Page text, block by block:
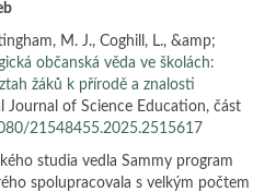
M. J., Coghill, L., &amp;
občanská věda ve školách:
žáků k přírodě a znalosti
Journal of Science Education, část
21548455.2025.2515617
studia vedla Sammy program
spolupracovala s velkým počtem